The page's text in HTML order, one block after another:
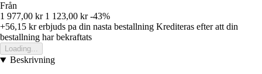
Från
1 977,00 kr 1 123,00 kr -43%
+56,15 krerbjuds pa din nasta bestallning Krediteras efter att din
bestallning har bekraftats
Loading...
Beskrivning